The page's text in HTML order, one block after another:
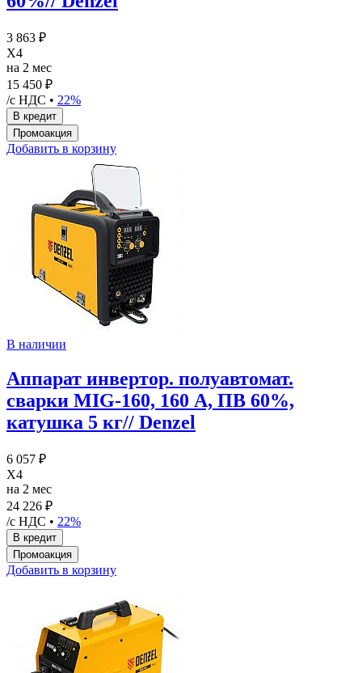
3 863 ₽
X4
на 2 мес
15 450 ₽
/с НДС • 22%
Добавить в корзину
В наличии
Аппарат инвертор. полуавтомат.
сварки MIG-160, 160 А, ПВ 60%,
катушка 5 кг// Denzel
6 057 ₽
X4
на 2 мес
24 226 ₽
/с НДС • 22%
Добавить в корзину